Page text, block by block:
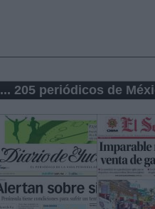
... 205 periódicos de